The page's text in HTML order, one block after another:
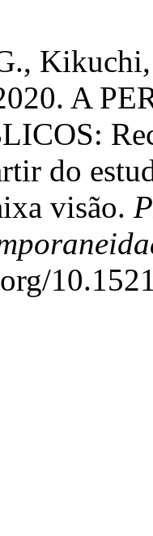
A
do
visão.